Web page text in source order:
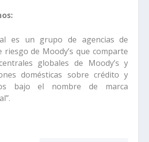
es un grupo de agencias de
riesgo de Moody’s que comparte
globales de Moody’s y
domésticas sobre crédito y
bajo el nombre de marca